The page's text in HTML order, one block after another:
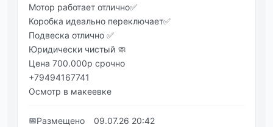
Мотор работает отлично✅
Коробка идеально переключает✅
Подвеска отлично ✅
Юридически чистый 🧼
Цена 700.000р срочно
+79494167741
Осмотр в макеевке
📅Размещено 09.07.26 20:42